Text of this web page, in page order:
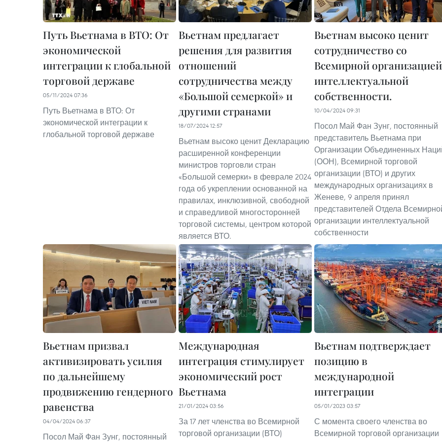
Путь Вьетнама в ВТО: От
экономической
интеграции к глобальной
торговой державе
05/11/2024 07:36
Путь Вьетнама в ВТО: От
экономической интеграции к
глобальной торговой державе
Вьетнам предлагает
решения для развития
отношений
сотрудничества между
«Большой семеркой» и
другими странами
18/07/2024 12:57
Вьетнам высоко ценит Декларацию
расширенной конференции
министров торговли стран
«Большой семерки» в феврале 2024
года об укреплении основанной на
правилах, инклюзивной, свободной
и справедливой многосторонней
торговой системы, центром которой
является ВТО.
Вьетнам высоко ценит
сотрудничество со
Всемирной организацией
интеллектуальной
собственности.
10/04/2024 09:31
Посол Май Фан Зунг, постоянный
представитель Вьетнама при
Организации Объединенных
(ООН), Всемирной торговой
организации (ВТО) и других
международных организациях в
Женеве, 9 апреля принял
представителей Отдела
организации интеллектуальной
собственности
Вьетнам призвал
активизировать усилия
по дальнейшему
продвижению гендерного
равенства
04/04/2024 06:37
Посол Май Фан Зунг, постоянный
Международная
интеграция стимулирует
экономический рост
Вьетнама
21/01/2024 03:56
За 17 лет членства во Всемирной
торговой организации (ВТО)
Вьетнам подтверждает
позицию в
международной
интеграции
05/01/2023 03:57
С момента своего членства во
Всемирной торговой организации